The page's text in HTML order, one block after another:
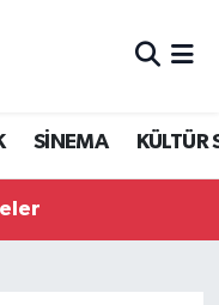
SİNEMA KÜLTÜR